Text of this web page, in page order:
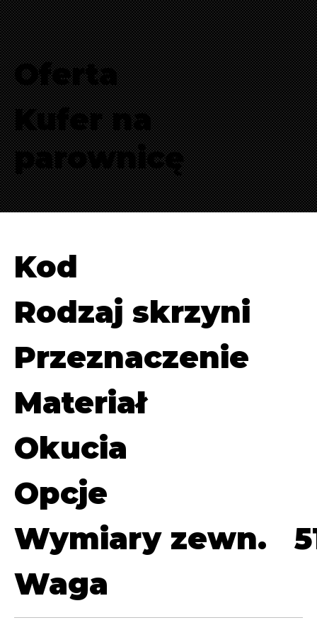
Oferta
Kufer na
parownicę
Kod
Rodzaj skrzyni
Przeznaczenie
Materiał
Okucia
Opcje
Waga
Wymiary zewn.